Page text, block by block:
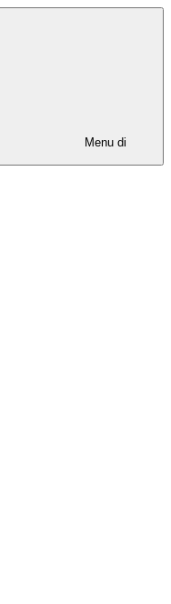
Menu di